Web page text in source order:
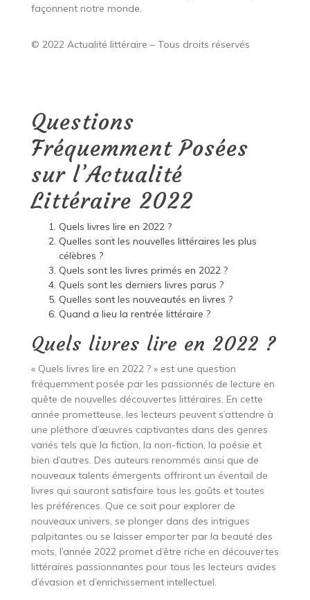
façonnent notre monde.
© 2022 Actualité littéraire – Tous droits réservés
Questions
Fréquemment Posées
sur l’Actualité
Littéraire 2022
Quels livres lire en 2022 ?
Quelles sont les nouvelles littéraires les plus
célèbres ?
Quels sont les livres primés en 2022 ?
Quels sont les derniers livres parus ?
Quelles sont les nouveautés en livres ?
Quand a lieu la rentrée littéraire ?
Quels livres lire en 2022 ?
« Quels livres lire en 2022 ? » est une question
fréquemment posée par les passionnés de lecture en
quête de nouvelles découvertes littéraires. En cette
année prometteuse, les lecteurs peuvent s’attendre à
une pléthore d’œuvres captivantes dans des genres
variés tels que la fiction, la non-fiction, la poésie et
bien d’autres. Des auteurs renommés ainsi que de
nouveaux talents émergents offriront un éventail de
livres qui sauront satisfaire tous les goûts et toutes
les préférences. Que ce soit pour explorer de
nouveaux univers, se plonger dans des intrigues
palpitantes ou se laisser emporter par la beauté des
mots, l’année 2022 promet d’être riche en découvertes
littéraires passionnantes pour tous les lecteurs avides
d’évasion et d’enrichissement intellectuel.